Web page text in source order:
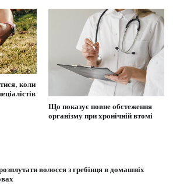
коли
Що показує повне обстеження
організму при хронічній втомі
волосся з гребінця в домашніх